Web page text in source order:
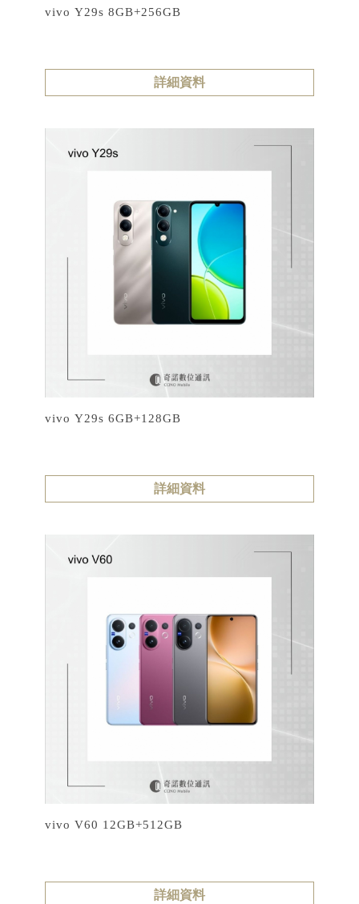
vivo Y29s 8GB+256GB
詳細資料
vivo Y29s 6GB+128GB
詳細資料
vivo V60 12GB+512GB
詳細資料